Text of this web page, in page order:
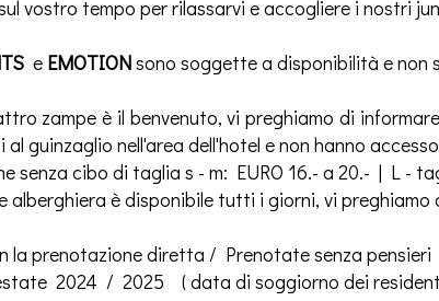
vostro tempo per rilassarvi e accogliere i nostri
e EMOTIONsono soggette a disponibilità e non
zampe è il benvenuto, vi preghiamo di
guinzaglio nell'area dell'hotel e non hanno
senza cibo di taglia s - m: EURO 16.- a 20.- | L -
alberghiera è disponibile tutti i giorni, vi
la prenotazione diretta / Prenotate senza pensieri
2024 / 2025 ( data di soggiorno dei